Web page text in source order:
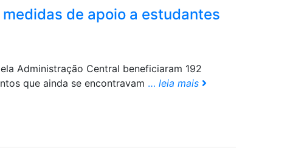
de apoio a estudantes
Administração Central beneficiaram 192
que ainda se encontravam … leia mais